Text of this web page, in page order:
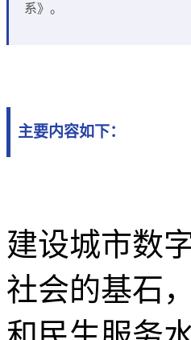
系》。
主要内容如下：
建设城市数
社会的基石